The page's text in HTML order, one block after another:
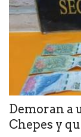
Demoran a
Chepes y